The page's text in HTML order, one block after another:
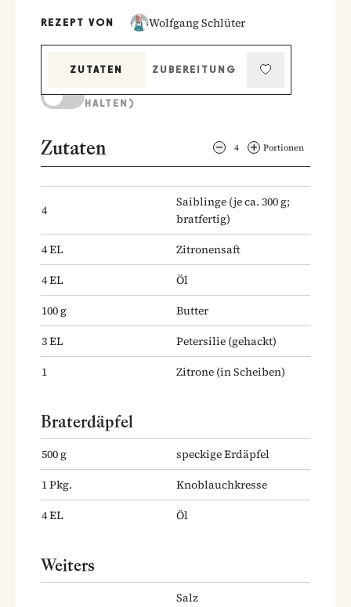
REZEPT VON Wolfgang Schlüter
ZUTATEN
ZUBEREITUNG
HALTEN)
Zutaten 4 Portionen
4
Saiblinge (je ca. 300 g;
bratfertig)
4EL
Zitronensaft
4EL
Öl
100g
Butter
3EL Petersilie (gehackt)
1
Zitrone (in Scheiben)
Braterdäpfel
500g
speckige Erdäpfel
1Pkg.
Knoblauchkresse
4EL Öl
Weiters
Salz